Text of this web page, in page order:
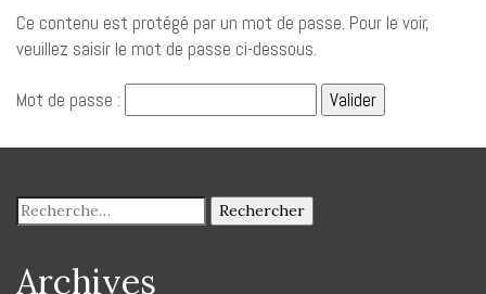
Ce contenu est protégé par un mot de passe. Pour le voir,
veuillez saisir le mot de passe ci-dessous.
Mot de passe :
Archives